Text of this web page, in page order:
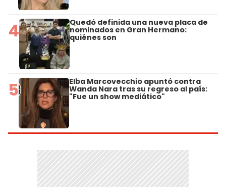
4 Quedó definida una nueva placa de
nominados en Gran Hermano:
quiénes son
5 Elba Marcovecchio apuntó contra
Wanda Nara tras su regreso al país:
"Fue un show mediático"